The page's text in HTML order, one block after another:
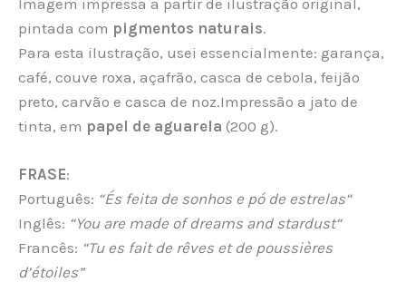
pintada com pigmentos naturais.
Para esta ilustração, usei essencialmente: garança,
café, couve roxa, açafrão, casca de cebola, feijão
preto, carvão e casca de noz.Impressão a jato de
tinta, em papel de aguarela (200 g).
FRASE:
Português: “És feita de sonhos e pó de estrelas“
Inglês: “You are made of dreams and stardust“
Francês: “Tu es fait de rêves et de poussières
d’étoiles”